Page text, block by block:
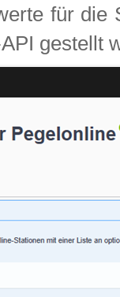
für die
gestellt